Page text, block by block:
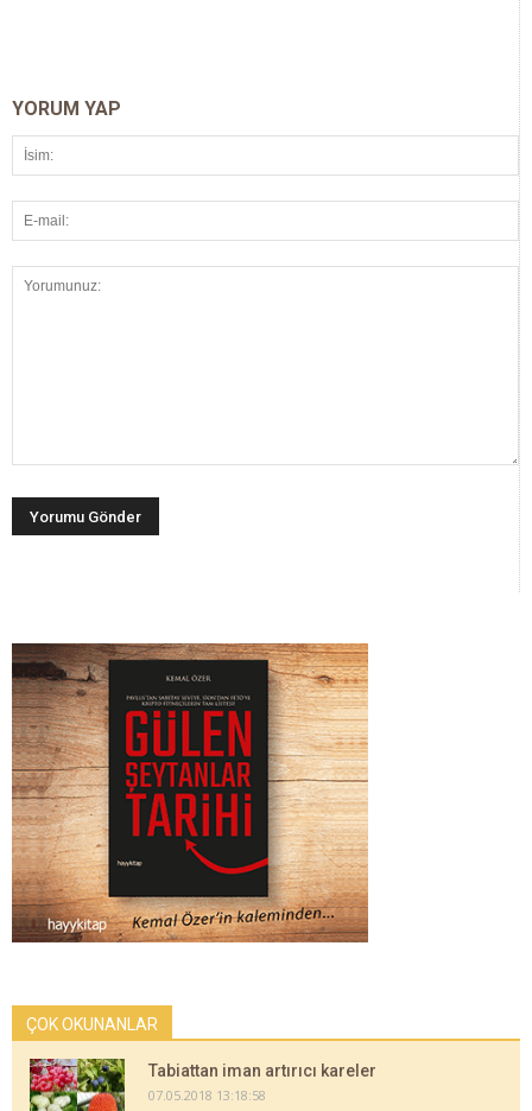
YORUM YAP
ÇOK OKUNANLAR
Tabiattan iman artırıcı kareler
07.05.2018 13:18:58